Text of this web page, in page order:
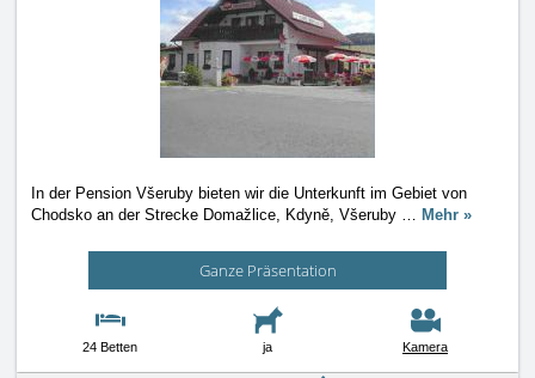
In der Pension Všeruby bieten wir die Unterkunft im Gebiet von
Chodsko an der Strecke Domažlice, Kdyně, Všeruby … Mehr »
Ganze Präsentation
24 Betten ja Kamera